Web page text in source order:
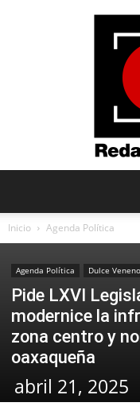
Inicio Agenda Política
Agenda Política Dulce Veneno
Pide LXVI
modernice la
zona centro y
oaxaqueña
abril 21, 2025